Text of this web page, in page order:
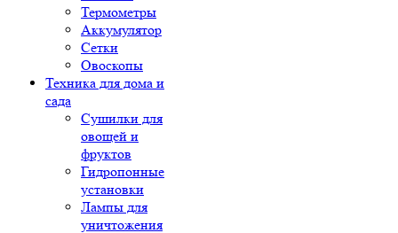
Термометры
Аккумулятор
Сетки
Овоскопы
Техника для дома и
сада
Сушилки для
овощей и
фруктов
Гидропонные
установки
Лампы для
уничтожения